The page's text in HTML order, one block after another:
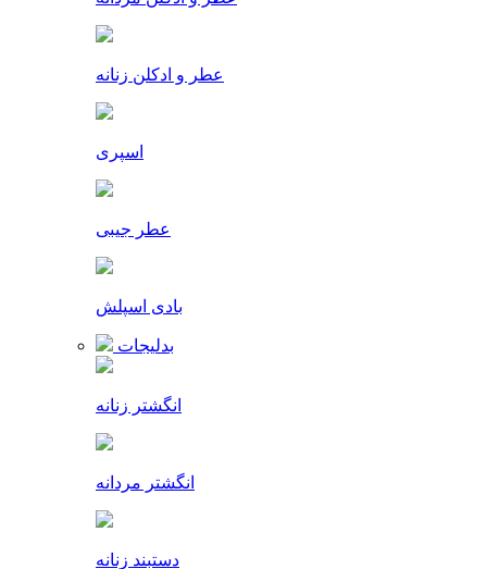
عطر و ادکلن زنانه
اسپری
عطر جیبی
بادی اسپلش
بدلیجات
انگشتر زنانه
انگشتر مردانه
دستبند زنانه